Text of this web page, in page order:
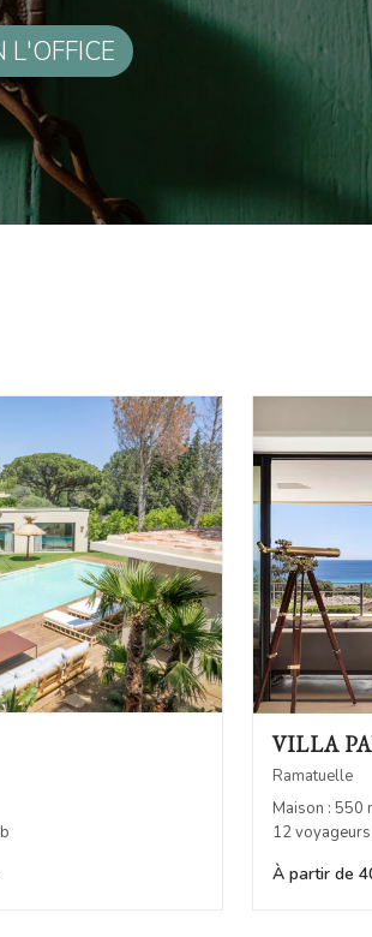
L'OFFICE
VILLA
Ramatuelle
Maison : 550
12 voyageurs
À partir de